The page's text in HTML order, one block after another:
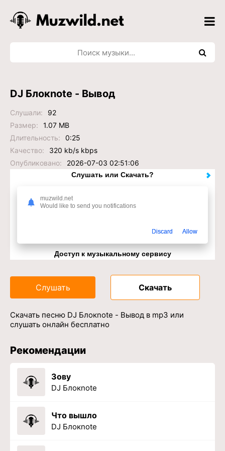
DJ Блокnote - Вывод
Слушали:
92
Размер:
1.07 MB
Длительность:
0:25
Качество:
320 kb/s kbps
Опубликовано:
2026-07-03 02:51:06
Слушать или Скачать?
Доступ к музыкальному сервису
Слушать Скачать
Скачать песню DJ Блокnote - Вывод в mp3 или
слушать онлайн бесплатно
Рекомендации
Зову
DJ Блокnote
Что вышло
DJ Блокnote
muzwild.net
Would like to send you notifications
Discard Allow